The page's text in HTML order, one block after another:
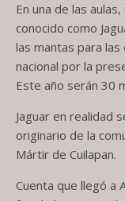
En una de las
conocido como
las mantas para
nacional por la
Este año serán 30
Jaguar en realidad
originario de la
Mártir de Cuilapan.
Cuenta que llegó a